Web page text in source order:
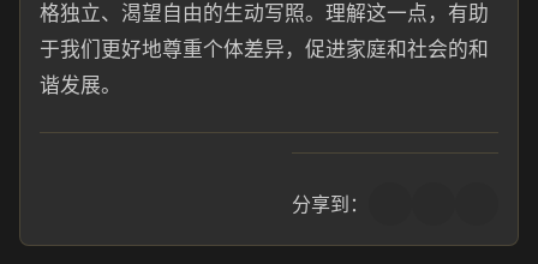
格独立、渴望自由的生动写照。理解这一点，有助
于我们更好地尊重个体差异，促进家庭和社会的和
谐发展。
分享到：